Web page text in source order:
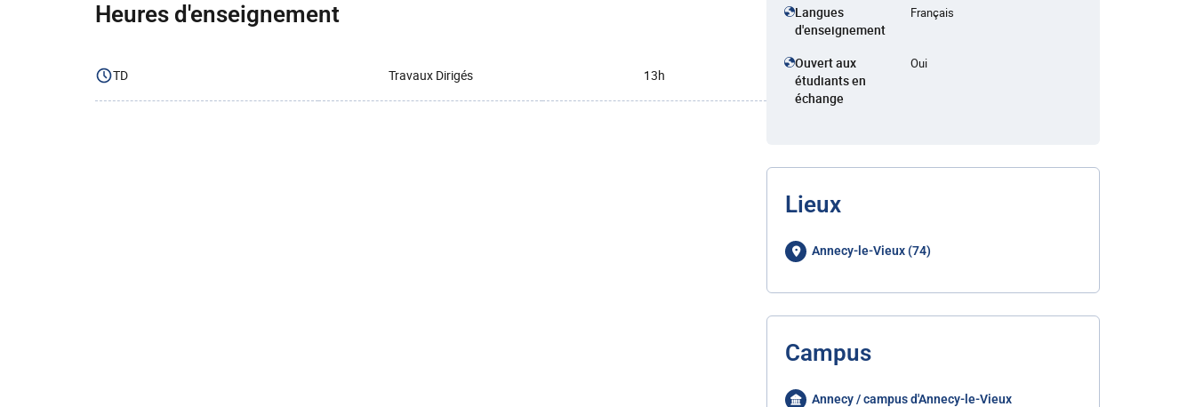
Heures d'enseignement
TD Travaux Dirigés 13h
Langues
d'enseignement
Français
Ouvert aux
étudiants en
échange
Oui
Lieux
Annecy-le-Vieux (74)
Campus
Annecy / campus d'Annecy-le-Vieux